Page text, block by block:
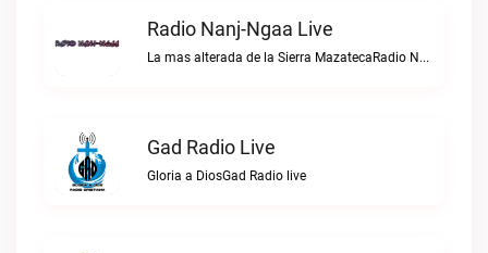
Radio Nanj-Ngaa Live
La mas alterada de la Sierra MazatecaRadio Nanj-Ngaa live
Gad Radio Live
Gloria a DiosGad Radio live